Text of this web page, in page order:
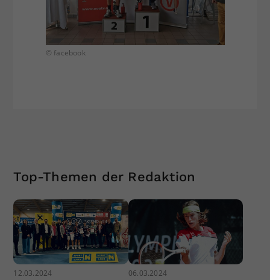
© facebook
Top-Themen der Redaktion
12.03.2024 06.03.2024